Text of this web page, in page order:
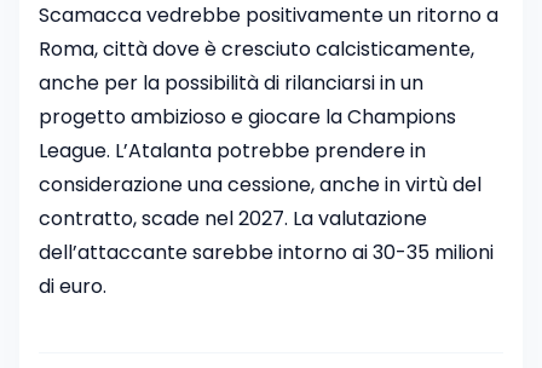
Scamacca vedrebbe positivamente un ritorno a
Roma, città dove è cresciuto calcisticamente,
anche per la possibilità di rilanciarsi in un
progetto ambizioso e giocare la Champions
League. L’Atalanta potrebbe prendere in
considerazione una cessione, anche in virtù del
contratto, scade nel 2027. La valutazione
dell’attaccante sarebbe intorno ai 30-35 milioni
di euro.